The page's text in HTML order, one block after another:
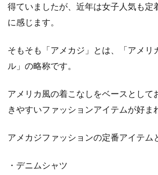
ズの大人おしゃれ
は、トップスに何を合わ
変わります。...
ストールで春支度
得ていましたが、近年は女子人気も定
に感じます。
そもそも「アメカジ」とは、「アメリ
ル」の略称です。
アメリカ風の着こなしをベースとして
きやすいファッションアイテムが好ま
アメカジファッションの定番アイテム
・デニムシャツ